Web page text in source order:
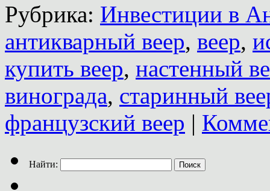
Рубрика: Инвестиции в
антикварный веер, веер,
купить веер, настенный
винограда, старинный
французский веер |
Найти: